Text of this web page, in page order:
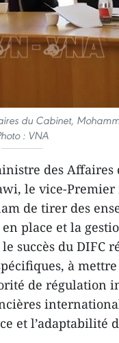
du Cabinet,
: VNA
des Affaires
le vice-
de tirer des
place et la
succès du DIFC
à
de régulation
et l’adaptabilité